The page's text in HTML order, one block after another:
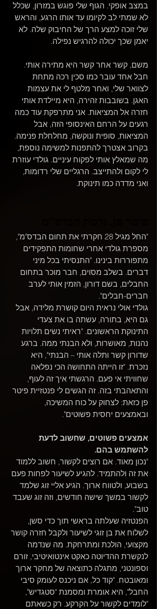
במצב אופקי. הגוף שלי פוגש במזרון, שכלל
לא שמתי לב לקיומו עד אותו הרגע, והראש
שלי זוכה למצע הרך של החיבוק שלה. לא
יאמן שכך יכולה להרגיש נפילה.
משם, קשר אחר קשר היא מתירה אותי.
חבל אחד עובר כמו סכין רכה מתחת
לצוואר שלי, ואחר מלטף לי את עצמות
האגן. בשובבות זהירה, היא מיילדת אותי
חזרה אל המציאות. אני מתרפקת עוד כמה
רגעים על הרחם האינסופי הזה, אבל
המציאות, סופית ונוקשה, מחלחלת פנימה.
בקרוב אצטרך להתפנות למשימה נוספת,
מה שמאלץ אותי לפקוח עיניים. גולדי עוזרת
לי לקום ולהתייצב. הרגליים שלי רדומות,
ואני מדדה כמו תינוקת.
"החל מגיל 28 חקרתי את תחום הבדס"מ",
מספרת גולדי אחרי שחומות התפקידים
מתפוררות בינינו. "התנסיתי בכל מיני
דברים. בשלב מסוים, חבר מוכר בתחום
החבלים, בשם דורון, הזמין אותי לערב
חברים-חבלים".
גולדי אולי נראית היום קושרת מלידה, אבל
גם היא, בתורה, עשתה בו את צעדי
התינוקת הראשונים. "ראיתי נשים תלויות
נהנות, מאושרות, ולא הבנתי ממה. ברגע
שדורון קשר ותלה אותי – הבנתי", היא
נזכרת. "זו הייתה התחושה הכי נפלאה
שחוויתי אי פעם. הרגשתי איך זה לעוף,
והתאהבתי בזה. זה הגשים לי פנטזיית פיטר
פן כזאת: לצחוק על כוח המשיכה,
ובאמצעים יחסית פשוטים".
אמצעים פשוטים, שחשוב לדעת
להשתמש בהם.
"נכון מאוד. אם רוצים לקשור, חשוב ללמוד
את זה ולהתמיד. להגיע לשיעור לפחות פעם
בשבוע, ולטווח ארוך. הגיע אליי זוג שלמד
לקשור במשך שישה חודשים, וזה זוג שעבד
טוב".
הפנטזיה שעלתה בראשי תוך כדי סשן,
לשלוח את בן זוגי לשיעור ולקבל חזרה קושר
מקצועי, הולכת ומתרחקת. מה שנדמה
לנקשרת ההדיוטה כאקט אינטואיטיבי, זורם
וספונטני, מתגלה כתוצאה של מחקר ארוך
ומאובטח. "קוד כל, אם ניכנס לעומק סיבי
החבל", היא אומרת ומסמנת "סטגדיש",
"לומדים לקשור על הקרקע. רק כשאתם